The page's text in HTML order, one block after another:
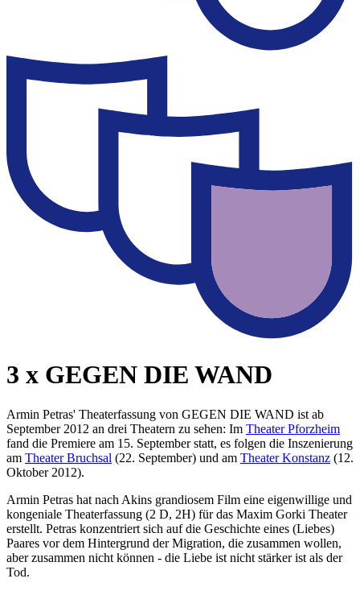
3 x GEGEN DIE WAND
Armin Petras' Theaterfassung von GEGEN DIE WAND ist ab
September 2012 an drei Theatern zu sehen: Im Theater Pforzheim
fand die Premiere am 15. September statt, es folgen die Inszenierung
am Theater Bruchsal (22. September) und am Theater Konstanz (12.
Oktober 2012).
Armin Petras hat nach Akins grandiosem Film eine eigenwillige und
kongeniale Theaterfassung (2 D, 2H) für das Maxim Gorki Theater
erstellt. Petras konzentriert sich auf die Geschichte eines (Liebes)
Paares vor dem Hintergrund der Migration, die zusammen wollen,
aber zusammen nicht können - die Liebe ist nicht stärker ist als der
Tod.